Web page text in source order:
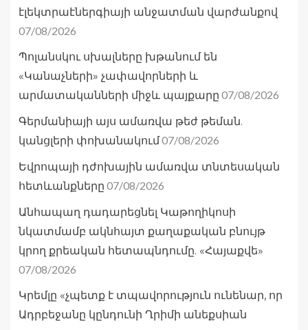
էլեկտրաէներգիայի անջատման վարժանքով
07/08/2026
Պոլանսկու սխալները խթանում են
«Կանաչների» չափավորների և
արմատականների միջև պայքարը 07/08/2026
Գերմանիայի այս ամառվա թեժ թեման.
կանցլերի փոխանակում07/08/2026
Եվրոպայի դժոխային ամառվա տնտեսական
հետևանքները 07/08/2026
Անհապաղ դադարեցնել Կաթողիկոսի
նկատմամբ ակնհայտ քաղաքական բնույթ
կրող քրեական հետապնդումը. «Հայաքվե»
07/08/2026
Կրեմլը «չպետք է տպավորություն ունենար, որ
Ադրբեջանը կընդունի Ղրիմի անեքսիան